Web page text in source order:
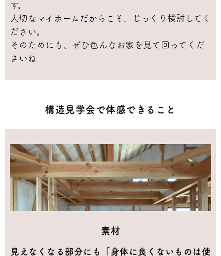
す。
大切なマイホームだからこそ、じっくり検討してく
ださい。
そのためにも、ぜひ色んなお家を見て回ってくだ
さいね
構造見学会で体感できること
素材
見えなくなる部分にも「身体に良くないものは使